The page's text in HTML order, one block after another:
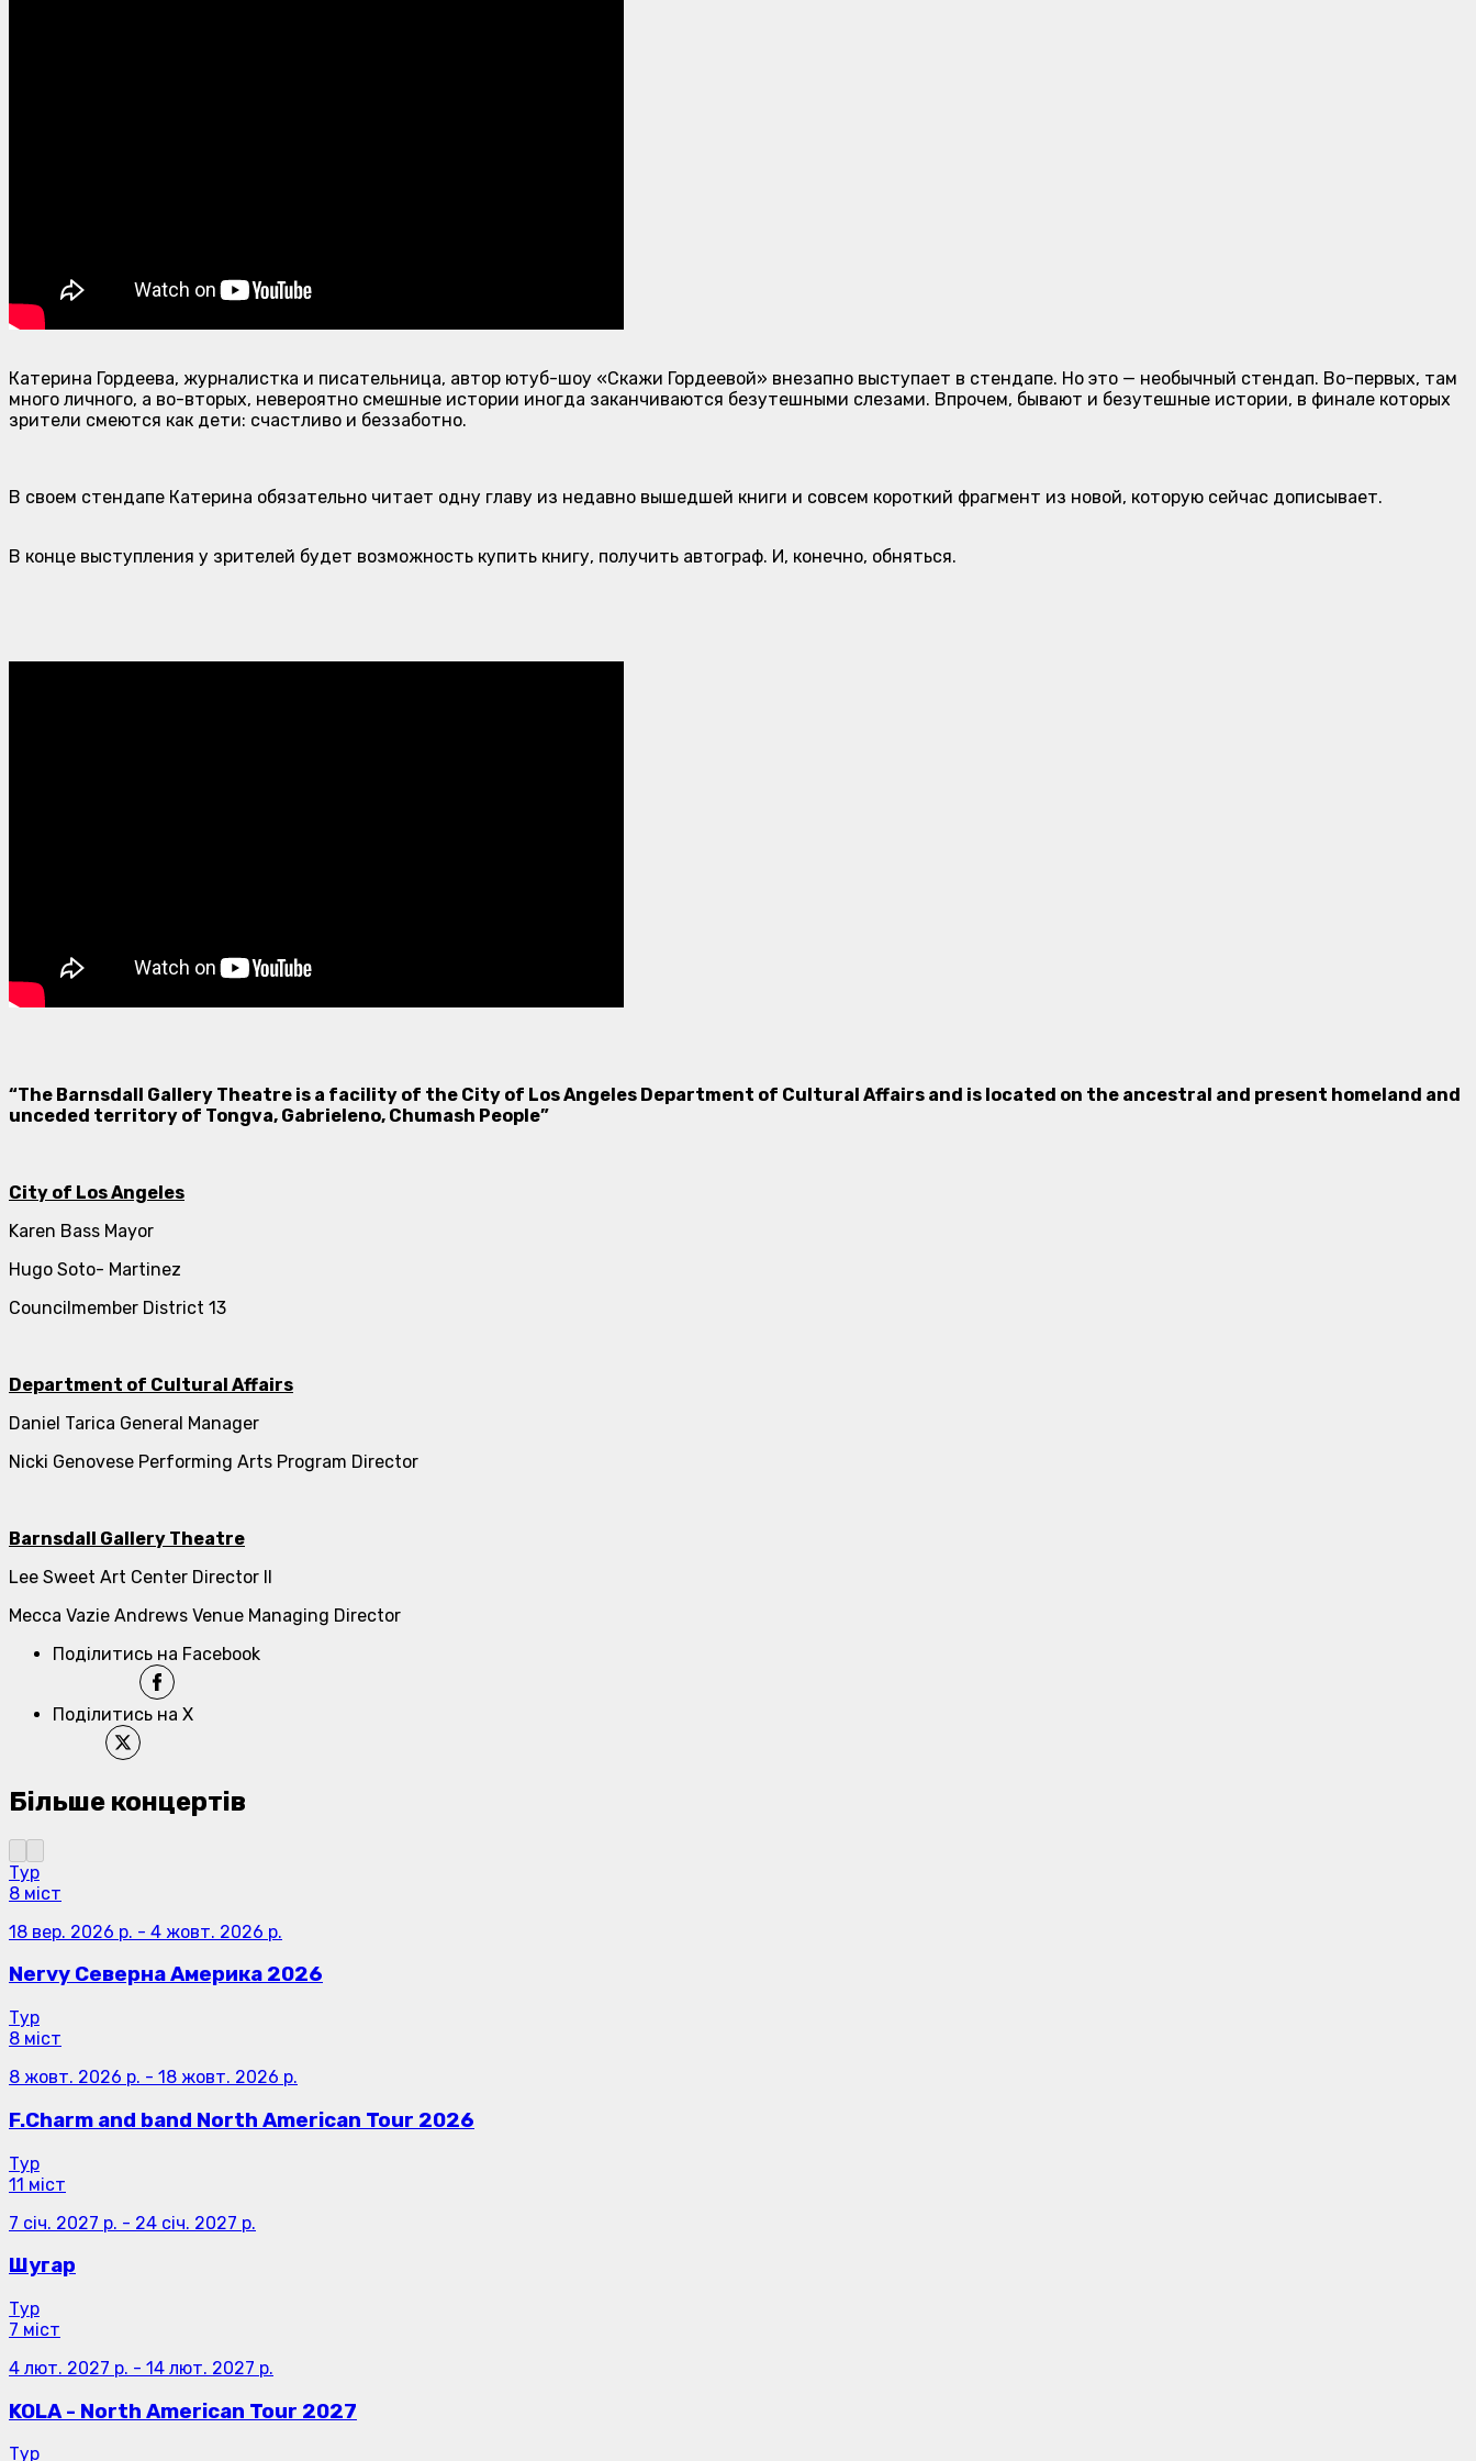
Катерина Гордеева, журналистка и писательница, автор ютуб-шоу «Скажи Гордеевой» внезапно выступает в стендапе. Но это — необычный стендап. Во-первых, там
много личного, а во-вторых, невероятно смешные истории иногда заканчиваются безутешными слезами. Впрочем, бывают и безутешные истории, в финале которых
зрители смеются как дети: счастливо и беззаботно.
В своем стендапе Катерина обязательно читает одну главу из недавно вышедшей книги и совсем короткий фрагмент из новой, которую сейчас дописывает.
В конце выступления у зрителей будет возможность купить книгу, получить автограф. И, конечно, обняться.
“The Barnsdall Gallery Theatre is a facility of the City of Los Angeles Department of Cultural Affairs and is located on the ancestral and present homeland and
unceded territory of Tongva, Gabrieleno, Chumash People”
City of Los Angeles
Karen Bass Mayor
Hugo Soto- Martinez
Councilmember District 13
Department of Cultural Affairs
Daniel Tarica General Manager
Nicki Genovese Performing Arts Program Director
Barnsdall Gallery Theatre
Lee Sweet Art Center Director II
Mecca Vazie Andrews Venue Managing Director
Поділитись на Facebook
Поділитись на X
Більше концертів
Тур
8 міст
18 вер. 2026 р. - 4 жовт. 2026 р.
Nervy Северна Америка 2026
Тур
8 міст
8 жовт. 2026 р. - 18 жовт. 2026 р.
F.Charm and band North American Tour 2026
Тур
11 міст
7 січ. 2027 р. - 24 січ. 2027 р.
Шугар
Тур
7 міст
4 лют. 2027 р. - 14 лют. 2027 р.
KOLA - North American Tour 2027
Тур